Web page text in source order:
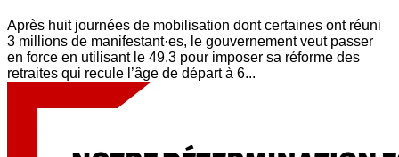
Après huit journées de mobilisation dont certaines ont réuni
3 millions de manifestant·es, le gouvernement veut passer
en force en utilisant le 49.3 pour imposer sa réforme des
retraites qui recule l’âge de départ à 6...